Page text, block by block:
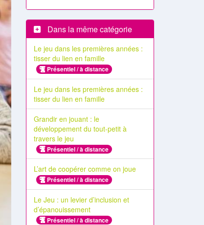
Dans la même catégorie
Le jeu dans les premières années :
tisser du lien en famille
Présentiel / à distance
Le jeu dans les premières années :
tisser du lien en famille
Grandir en jouant : le
développement du tout-petit à
travers le jeu
Présentiel / à distance
L’art de coopérer comme on joue
Présentiel / à distance
Le Jeu : un levier d’inclusion et
d’épanouissement
Présentiel / à distance